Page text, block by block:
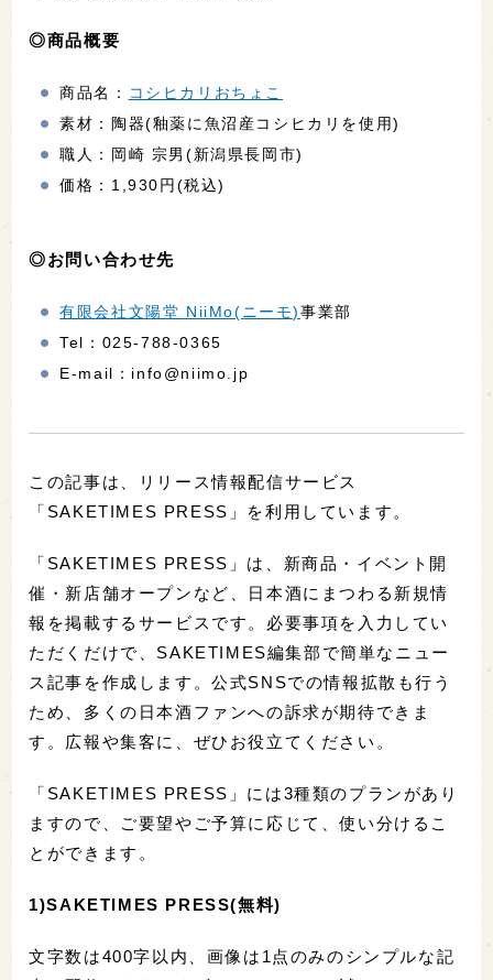
◎商品概要
商品名：
コシヒカリおちょこ
素材：陶器(釉薬に魚沼産コシヒカリを使用)
職人：岡崎 宗男(新潟県長岡市)
価格：1,930円(税込)
◎お問い合わせ先
有限会社文陽堂 NiiMo(ニーモ)事業部
Tel：025-788-0365
E-mail：info@niimo.jp
この記事は、リリース情報配信サービス
「SAKETIMES PRESS」を利用しています。
「SAKETIMES PRESS」は、新商品・イベント開
催・新店舗オープンなど、日本酒にまつわる新規情
報を掲載するサービスです。必要事項を入力してい
ただくだけで、SAKETIMES編集部で簡単なニュー
ス記事を作成します。公式SNSでの情報拡散も行う
ため、多くの日本酒ファンへの訴求が期待できま
す。広報や集客に、ぜひお役立てください。
「SAKETIMES PRESS」には3種類のプランがあり
ますので、ご要望やご予算に応じて、使い分けるこ
とができます。
1)SAKETIMES PRESS(無料)
文字数は400字以内、画像は1点のみのシンプルな記